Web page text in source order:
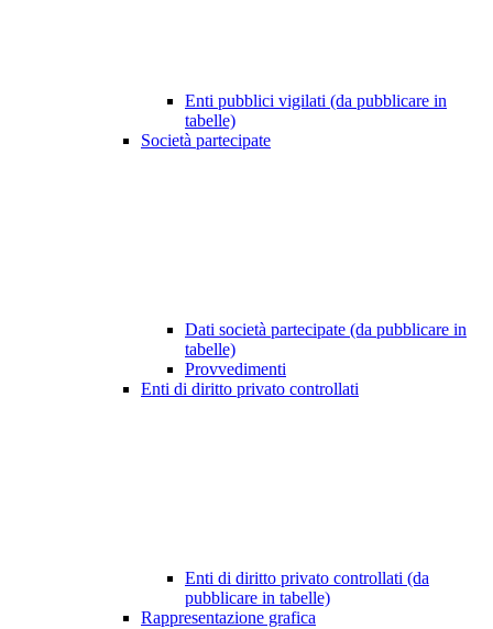
Enti pubblici vigilati (da pubblicare in
tabelle)
Società partecipate
Dati società partecipate (da pubblicare in
tabelle)
Provvedimenti
Enti di diritto privato controllati
Enti di diritto privato controllati (da
pubblicare in tabelle)
Rappresentazione grafica